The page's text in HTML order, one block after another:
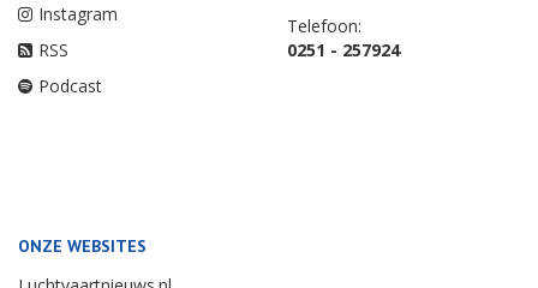
Instagram
RSS
Podcast
Telefoon:
0251 - 257924
ONZE WEBSITES